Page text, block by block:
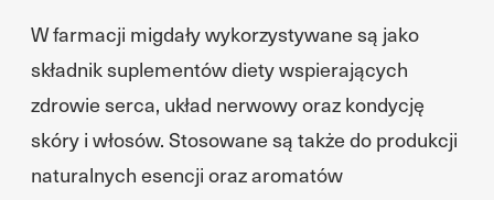
W farmacji migdały wykorzystywane są jako
składnik suplementów diety wspierających
zdrowie serca, układ nerwowy oraz kondycję
skóry i włosów. Stosowane są także do produkcji
naturalnych esencji oraz aromatów